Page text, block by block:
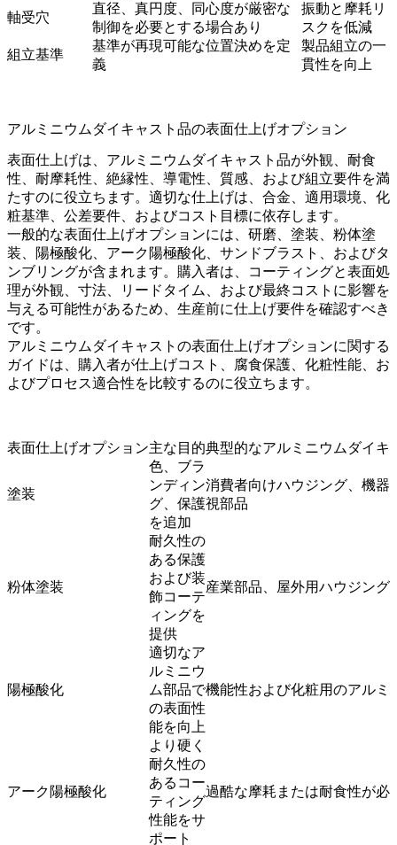
軸受穴
直径、真円度、同心度が厳密な
制御を必要とする場合あり
振動と摩耗リ
スクを低減
組立基準
基準が再現可能な位置決めを定
義
製品組立の一
貫性を向上
アルミニウムダイキャスト品の表面仕上げオプション
表面仕上げは、アルミニウムダイキャスト品が外観、耐食
性、耐摩耗性、絶縁性、導電性、質感、および組立要件を満
たすのに役立ちます。適切な仕上げは、合金、適用環境、化
粧基準、公差要件、およびコスト目標に依存します。
一般的な表面仕上げオプションには、研磨、 塗装、 粉体塗
装、 陽極酸化、 アーク陽極酸化、 サンドブラスト 、およびタ
ンブリングが含まれます。購入者は、コーティングと表面処
理が外観、寸法、リードタイム、および最終コストに影響を
与える可能性があるため、生産前に仕上げ要件を確認すべき
です。
アルミニウムダイキャストの表面仕上げオプションに関する
ガイドは、購入者が仕上げコスト、腐食保護、化粧性能、お
よびプロセス適合性を比較するのに役立ちます。
表面仕上げオプション主な目的典型的なアルミニウムダイキ
塗装
色、ブラ
ンディン
グ、保護
を追加
消費者向けハウジング、機器
視部品
粉体塗装
耐久性の
ある保護
および装
飾コーテ
ィングを
提供
産業部品、屋外用ハウジング
陽極酸化
適切なア
ルミニウ
ム部品で
の表面性
能を向上
機能性および化粧用のアルミ
アーク陽極酸化
より硬く
耐久性の
あるコー
ティング
性能をサ
ポート
過酷な摩耗または耐食性が必